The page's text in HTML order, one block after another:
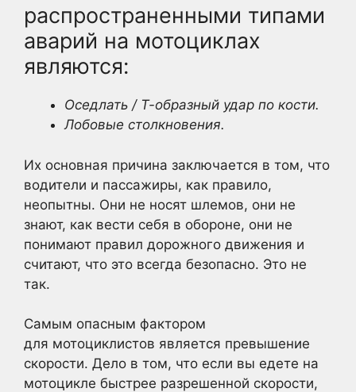
распространенными типами
аварий на мотоциклах
являются:
Оседлать / Т-образный удар по кости.
Лобовые столкновения.
Их основная причина заключается в том, что
водители и пассажиры, как правило,
неопытны. Они не носят шлемов, они не
знают, как вести себя в обороне, они не
понимают правил дорожного движения и
считают, что это всегда безопасно. Это не
так.
Самым опасным фактором
для мотоциклистов является превышение
скорости. Дело в том, что если вы едете на
мотоцикле быстрее разрешенной скорости,